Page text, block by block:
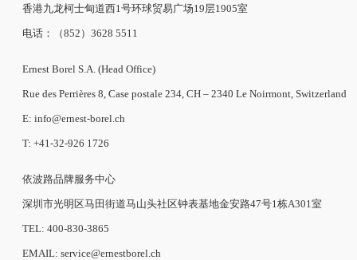
香港九龙柯士甸道西1号环球贸易广场19层1905室
电话：（852）3628 5511
Ernest Borel S.A. (Head Office)
Rue des Perrières 8, Case postale 234, CH – 2340 Le Noirmont, Switzerland
E: info@ernest-borel.ch
T: +41-32-926 1726
依波路品牌服务中心
深圳市光明区马田街道马山头社区钟表基地金安路47号1栋A301室
TEL: 400-830-3865
EMAIL: service@ernestborel.ch